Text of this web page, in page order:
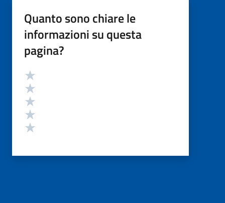
Quanto sono chiare le
informazioni su questa
pagina?
Valutazione